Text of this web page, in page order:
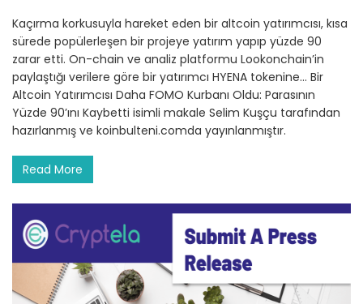
Kaçırma korkusuyla hareket eden bir altcoin yatırımcısı, kısa
sürede popülerleşen bir projeye yatırım yapıp yüzde 90
zarar etti. On-chain ve analiz platformu Lookonchain’in
paylaştığı verilere göre bir yatırımcı HYENA tokenine… Bir
Altcoin Yatırımcısı Daha FOMO Kurbanı Oldu: Parasının
Yüzde 90’ını Kaybetti isimli makale Selim Kuşçu tarafından
hazırlanmış ve koinbulteni.comda yayınlanmıştır.
Read More